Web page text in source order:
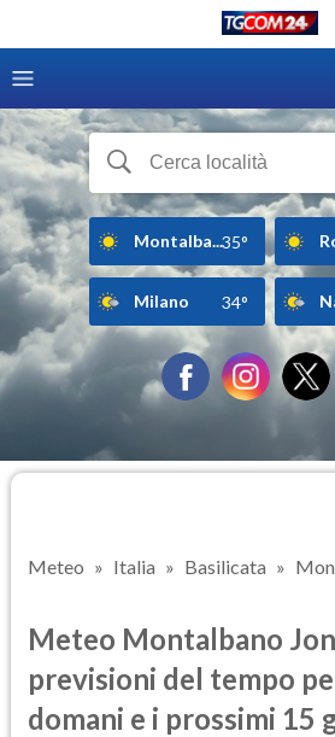
Montalba...35°
Milano 34°
Meteo Italia Basilicata
Meteo Montalbano
previsioni del tempo
domani e i prossimi 15